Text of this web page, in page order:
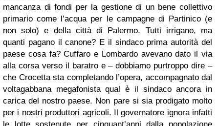
mancanza di fondi per la gestione di un bene collettivo
primario come l’acqua per le campagne di Partinico (e
non solo) e della città di Palermo. Tutti irrigano, ma
quanti pagano il canone? E il sindaco prima autorità del
paese cosa fa? Cuffaro e Lombardo avevano dato il via
alla corsa verso il baratro e – dobbiamo purtroppo dire –
che Crocetta sta completando l’opera, accompagnato dal
voltagabbana megafonista qual è il sindaco ancora in
carica del nostro paese. Non pare si sia prodigato molto
per i nostri produttori agricoli. Il governatore ignora infatti